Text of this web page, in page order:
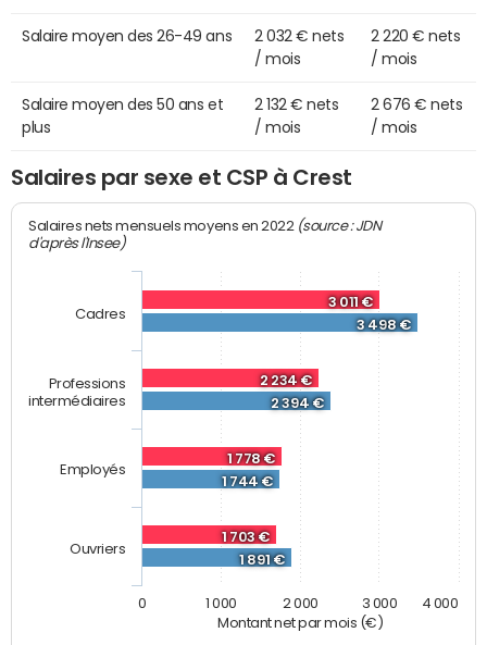
Salaire moyen des 26-49 ans
2 032 € nets
/ mois
2 220 € nets
/ mois
Salaire moyen des 50 ans et
plus
2 132 € nets
/ mois
2 676 € nets
/ mois
Salaires par sexe et CSP à Crest
Montant net par mois (€)
Salaires nets mensuels moyens en 2022 (source : JDN
d'après l'Insee)
3 011 €
2 234 €
1 778 €
1 703 €
3 498 €
2 394 €
1 744 €
1 891 €
Cadres
Professions
intermédiaires
Employés
Ouvriers
0 1 000 2 000 3 000 4 000